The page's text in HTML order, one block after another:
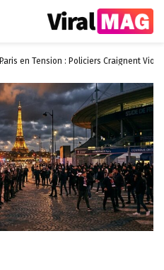
Paris en Tension : Policiers Craignent